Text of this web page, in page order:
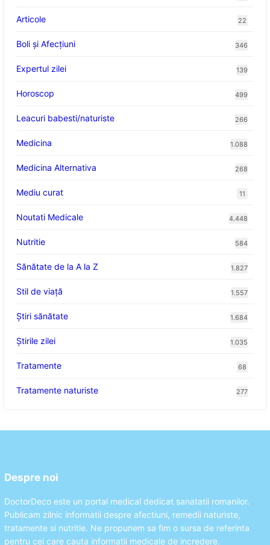
Articole 22
Boli și Afecțiuni 346
Expertul zilei 139
Horoscop 499
Leacuri babesti/naturiste 266
Medicina 1.088
Medicina Alternativa 268
Mediu curat 11
Noutati Medicale 4.448
Nutritie 584
Sănătate de la A la Z 1.827
Stil de viaţă 1.557
Ştiri sănătate 1.684
Știrile zilei 1.035
Tratamente 68
Tratamente naturiste 277
Despre noi
DoctorDeco este un portal medical dedicat sanatatii romanilor.
Publicam zilnic informatii despre afectiuni, remedii naturiste,
tratamente si nutritie. Ne propunem sa fim o sursa de referinta
pentru cei care cauta informatii medicale de incredere.